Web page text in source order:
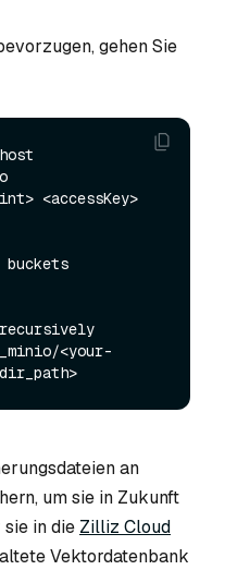
gehen Sie
<accessKey>
recursively
<your-
an
um sie in Zukunft
in die Zilliz Cloud
Vektordatenbank